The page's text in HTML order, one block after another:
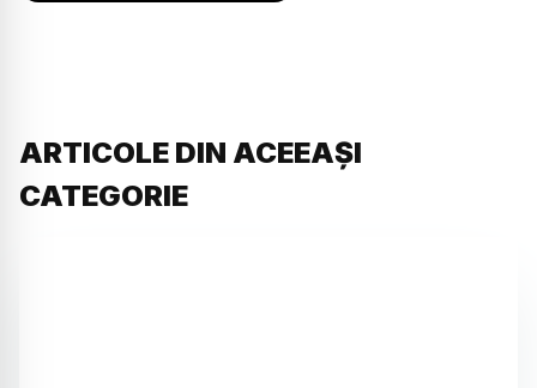
ARTICOLE DIN ACEEAȘI
CATEGORIE